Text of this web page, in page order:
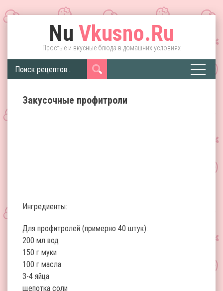
Nu Vkusno.Ru
Простые и вкусные блюда в домашних условиях
Закусочные профитроли
Ингредиенты:
Для профитролей (примерно 40 штук):
200 мл вод
150 г муки
100 г масла
3-4 яйца
щепотка соли